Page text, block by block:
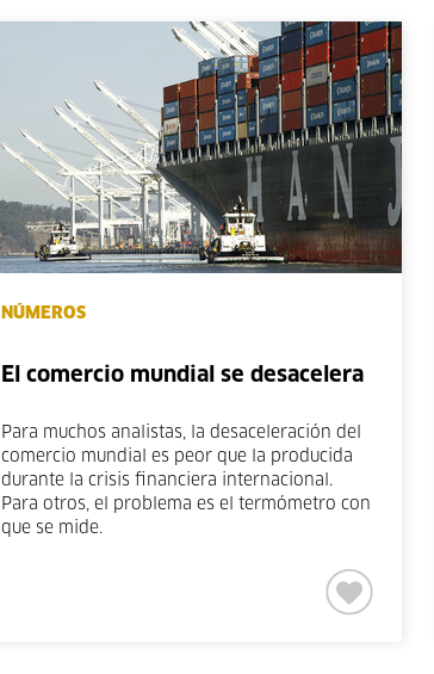
NÚMEROS
El comercio mundial se desacelera
Para muchos analistas, la desaceleración del
comercio mundial es peor que la producida
durante la crisis financiera internacional.
Para otros, el problema es el termómetro con
que se mide.